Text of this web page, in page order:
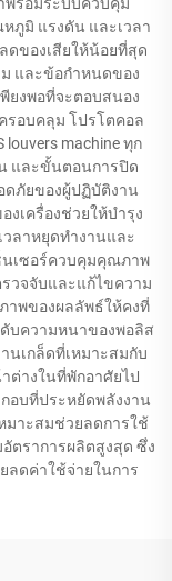
ภูมิ แรงดัน และเวลา
ของเสียให้น้อยที่สุด
และข้อกำหนดของ
ยงพอที่จะตอบสนอง
รอบคลุม โปรโตคอล
machine ทุก
และขั้นตอนการปิด
ดภัยของผู้ปฏิบัติงาน
งเครื่องช่วยให้บำรุง
ลาหยุดทำงานและ
นเซอร์ควบคุมคุณภาพ
วจจับและแก้ไขความ
าพของผลลัพธ์ให้คงที่
ดับความหนาของพอลิส
นเกล็ดที่เหมาะสมกับ
ต่างในที่พักอาศัยไป
อบที่ประหยัดพลังงาน
มาะสมช่วยลดการใช้
ตราการผลิตสูงสุด ซึ่ง
ลดค่าใช้จ่ายในการ